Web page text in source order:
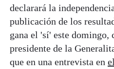
declarará la
publicación de los
gana el 'sí' este domingo,
presidente de la
que en una entrevista en